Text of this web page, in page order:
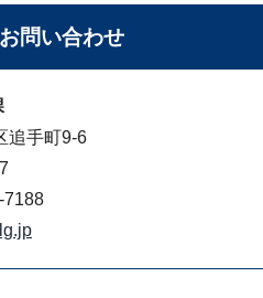
お問い合わせ
追手町9-6
7188